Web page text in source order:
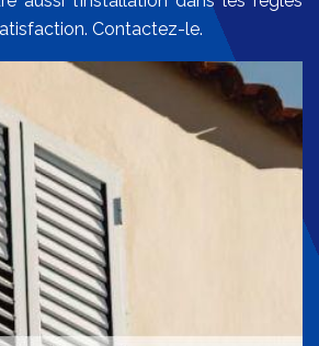
Contactez-le.